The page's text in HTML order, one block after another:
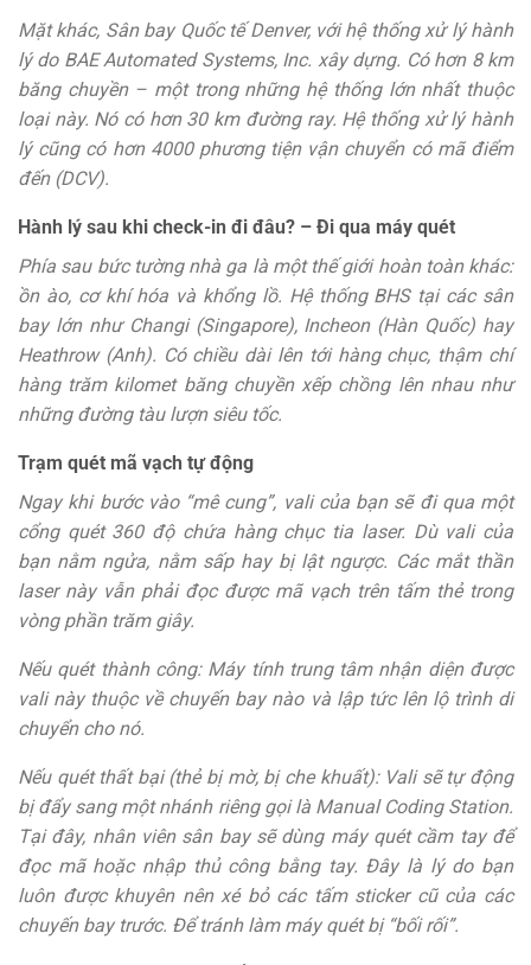
Mặt khác, Sân bay Quốc tế Denver, với hệ thống xử lý hành
lý do BAE Automated Systems, Inc. xây dựng. Có hơn 8 km
băng chuyền – một trong những hệ thống lớn nhất thuộc
loại này. Nó có hơn 30 km đường ray. Hệ thống xử lý hành
lý cũng có hơn 4000 phương tiện vận chuyển có mã điểm
đến (DCV).
Hành lý sau khi check-in đi đâu? – Đi qua máy quét
Phía sau bức tường nhà ga là một thế giới hoàn toàn khác:
ồn ào, cơ khí hóa và khổng lồ. Hệ thống BHS tại các sân
bay lớn như Changi (Singapore), Incheon (Hàn Quốc) hay
Heathrow (Anh). Có chiều dài lên tới hàng chục, thậm chí
hàng trăm kilomet băng chuyền xếp chồng lên nhau như
những đường tàu lượn siêu tốc.
Trạm quét mã vạch tự động
Ngay khi bước vào “mê cung”, vali của bạn sẽ đi qua một
cổng quét 360 độ chứa hàng chục tia laser. Dù vali của
bạn nằm ngửa, nằm sấp hay bị lật ngược. Các mắt thần
laser này vẫn phải đọc được mã vạch trên tấm thẻ trong
vòng phần trăm giây.
Nếu quét thành công: Máy tính trung tâm nhận diện được
vali này thuộc về chuyến bay nào và lập tức lên lộ trình di
chuyển cho nó.
Nếu quét thất bại (thẻ bị mờ, bị che khuất): Vali sẽ tự động
bị đẩy sang một nhánh riêng gọi là Manual Coding Station.
Tại đây, nhân viên sân bay sẽ dùng máy quét cầm tay để
đọc mã hoặc nhập thủ công bằng tay. Đây là lý do bạn
luôn được khuyên nên xé bỏ các tấm sticker cũ của các
chuyến bay trước. Để tránh làm máy quét bị “bối rối”.